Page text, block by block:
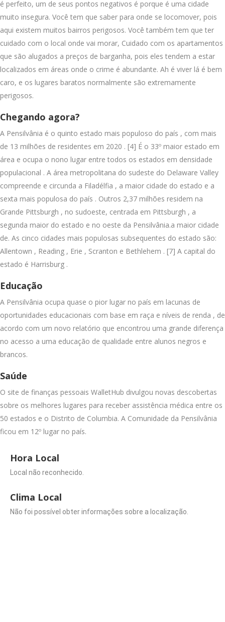
é perfeito, um de seus pontos negativos é porque é uma cidade
muito insegura. Você tem que saber para onde se locomover, pois
aqui existem muitos bairros perigosos. Você também tem que ter
cuidado com o local onde vai morar, Cuidado com os apartamentos
que são alugados a preços de barganha, pois eles tendem a estar
localizados em áreas onde o crime é abundante. Ah é viver lá é bem
caro, e os lugares baratos normalmente são extremamente
perigosos.
Chegando agora?
A Pensilvânia é o quinto estado mais populoso do país , com mais
de 13 milhões de residentes em 2020 . [4] É o 33º maior estado em
área e ocupa o nono lugar entre todos os estados em densidade
populacional . A área metropolitana do sudeste do Delaware Valley
compreende e circunda a Filadélfia , a maior cidade do estado e a
sexta mais populosa do país . Outros 2,37 milhões residem na
Grande Pittsburgh , no sudoeste, centrada em Pittsburgh , a
segunda maior do estado e no oeste da Pensilvânia.a maior cidade
de. As cinco cidades mais populosas subsequentes do estado são:
Allentown , Reading , Erie , Scranton e Bethlehem . [7] A capital do
estado é Harrisburg .
Educação
A Pensilvânia ocupa quase o pior lugar no país em lacunas de
oportunidades educacionais com base em raça e níveis de renda , de
acordo com um novo relatório que encontrou uma grande diferença
no acesso a uma educação de qualidade entre alunos negros e
brancos.
Saúde
O site de finanças pessoais WalletHub divulgou novas descobertas
sobre os melhores lugares para receber assistência médica entre os
50 estados e o Distrito de Columbia. A Comunidade da Pensilvânia
ficou em 12º lugar no país.
Hora Local
Local não reconhecido.
Clima Local
Não foi possível obter informações sobre a localização.